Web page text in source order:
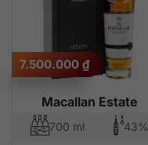
Macallan Estate
7.500.000 ₫
700 ml 43%